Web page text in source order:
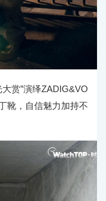
赏”演绎ZADIG&VO
靴，自信魅力加持不